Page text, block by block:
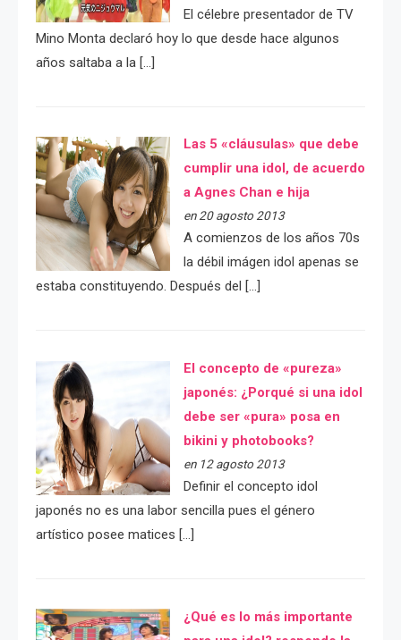
El célebre presentador de TV
Mino Monta declaró hoy lo que desde hace algunos
años saltaba a la […]
Las 5 «cláusulas» que debe
cumplir una idol, de acuerdo
a Agnes Chan e hija
en 20 agosto 2013
A comienzos de los años 70s
la débil imágen idol apenas se
estaba constituyendo. Después del […]
El concepto de «pureza»
japonés: ¿Porqué si una idol
debe ser «pura» posa en
bikini y photobooks?
en 12 agosto 2013
Definir el concepto idol
japonés no es una labor sencilla pues el género
artístico posee matices […]
¿Qué es lo más importante